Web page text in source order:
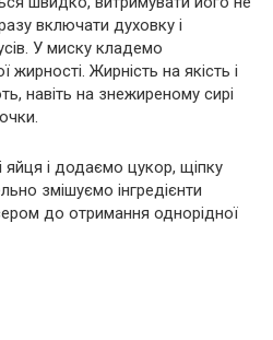
включати духовку і
У миску кладемо
Жирність на якість і
навіть на знежиреному сирі
яйця і додаємо цукор, щіпку
змішуємо інгредієнти
до отримання однорідної